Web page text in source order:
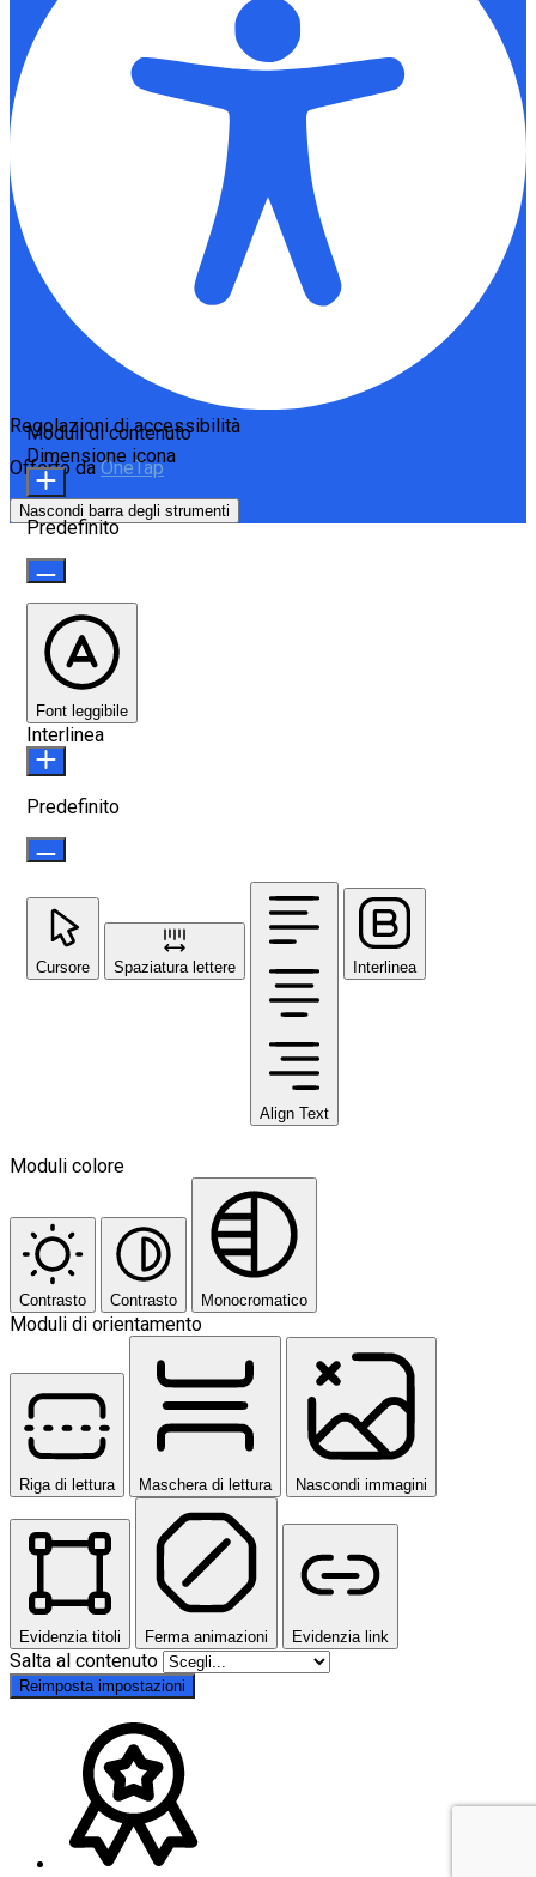
Regolazioni di accessibilità
Offerto daOneTap
Nascondi barra degli strumenti
Moduli di contenuto
Dimensione icona
Predefinito
Font leggibile
Interlinea
Predefinito
Cursore Spaziatura lettere
Align Text
Interlinea
Moduli colore
Contrasto Contrasto Monocromatico
Moduli di orientamento
Riga di lettura Maschera di lettura Nascondi immagini
Evidenzia titoli Ferma animazioni Evidenzia link
Salta al contenuto
Reimposta impostazioni